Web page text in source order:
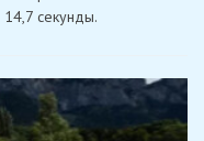
секунды.